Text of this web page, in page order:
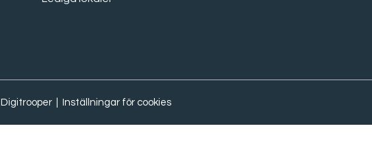
Digitrooper Inställningar för cookies